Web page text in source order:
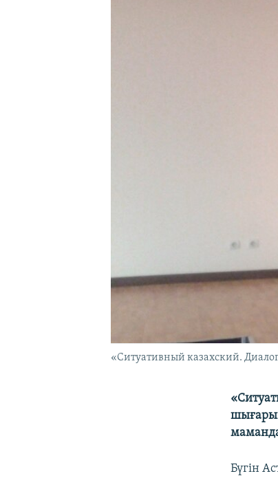
«Ситуативный казахский.
Бүгін